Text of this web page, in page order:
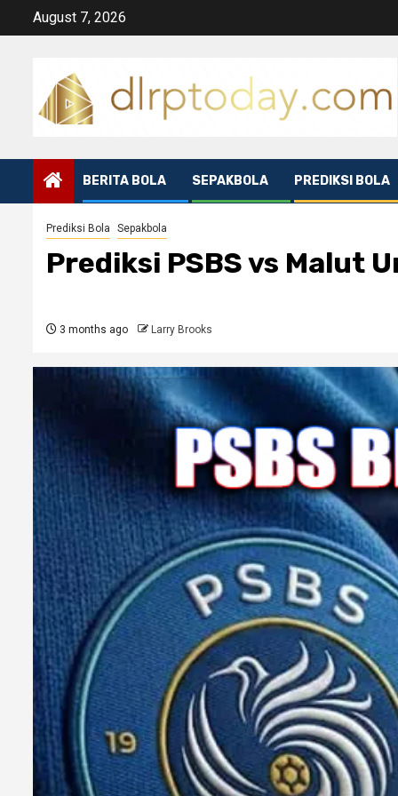
August 7, 2026
BERITA BOLA SEPAKBOLA PREDIKSI BOLA
Prediksi Bola Sepakbola
Prediksi PSBS vs Malut
3 months ago Larry Brooks